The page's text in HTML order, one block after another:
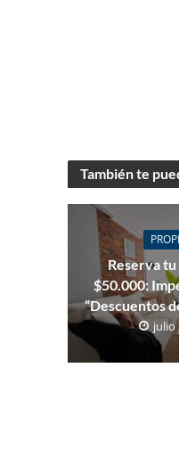
También te
Reserva tu
$50.000:
“Descuentos
julio